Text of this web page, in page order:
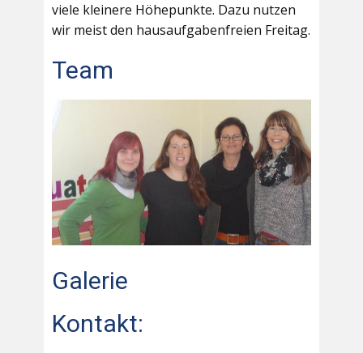
viele kleinere Höhepunkte. Dazu nutzen
wir meist den hausaufgabenfreien Freitag.
Team
Galerie
Kontakt: